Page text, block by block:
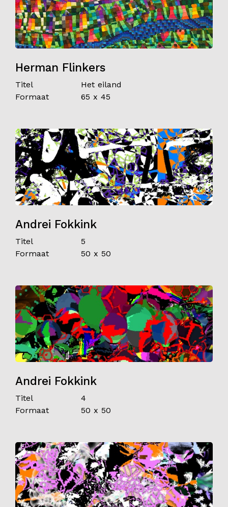
Herman Flinkers
Titel
Het eiland
Formaat
65 x 45
Andrei Fokkink
Titel
5
Formaat
50 x 50
Andrei Fokkink
Titel
4
Formaat
50 x 50